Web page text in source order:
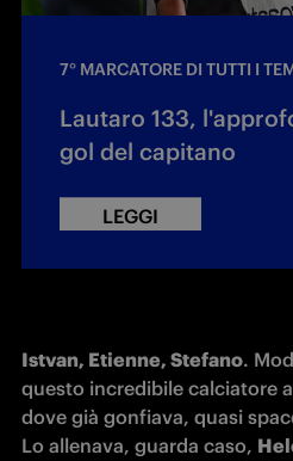
7° MARCATORE DI TUTTI I
Lautaro 133,
gol del capitano
LEGGI
Istvan, Etienne, Stefano.
questo incredibile calciatore
dove già gonfiava, quasi
Lo allenava, guarda caso,